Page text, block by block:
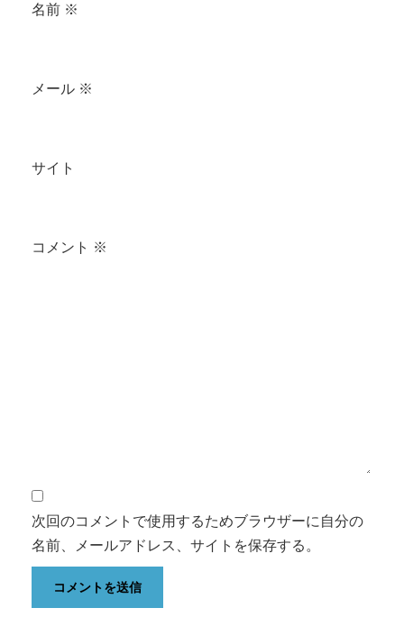
名前 ※
メール ※
サイト
コメント ※
次回のコメントで使用するためブラウザーに自分の
名前、メールアドレス、サイトを保存する。